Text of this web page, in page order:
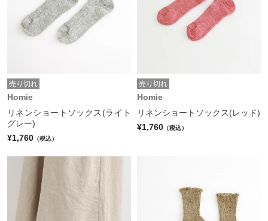
売り切れ
Homie
リネンショートソックス(ライト
グレー)
¥1,760 （税込）
売り切れ
Homie
リネンショートソックス(レッド)
¥1,760 （税込）